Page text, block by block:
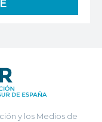
y los Medios de